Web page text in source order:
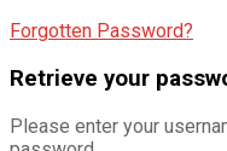
Forgotten Password?
Retrieve your
Please enter your